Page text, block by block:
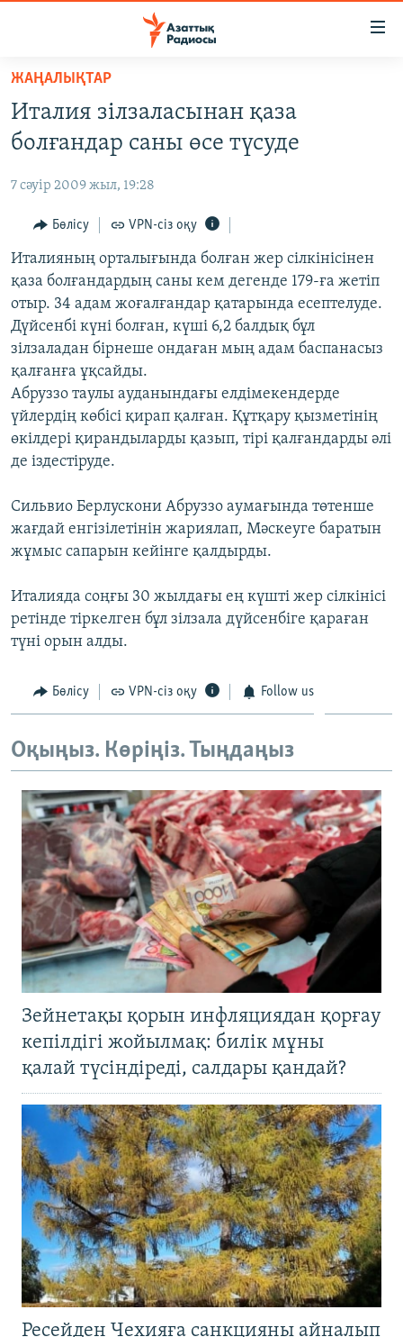
Skip
main
content
to
Navigation
Skip
to
Search
САЯСАТ
ҚАҢТАР ОҚИҒАСЫ
АДАМ ҚҰҚЫҚТАРЫ
ӘЛЕУМЕТ
ӘЛЕМ
АРНАЙЫ ЖОБАЛАР
Русский
ЖАЗЫЛЫҢЫЗ
Басқа тілдерде
ЖАҢАЛЫҚТАР
Италия зілзаласынан қаза
болғандар саны өсе түсуде
7 сәуір 2009 жыл, 19:28
Бөлісу VPN-сіз оқу
Италияның орталығында болған жер сілкінісінен
қаза болғандардың саны кем дегенде 179-ға жетіп
отыр. 34 адам жоғалғандар қатарында есептелуде.
Дүйсенбі күні болған, күші 6,2 балдық бұл
зілзаладан бірнеше ондаған мың адам баспанасыз
қалғанға ұқсайды.
Абруззо таулы ауданындағы елдімекендерде
үйлердің көбісі қирап қалған. Құтқару қызметінің
өкілдері қирандыларды қазып, тірі қалғандарды әлі
де іздестіруде.
Сильвио Берлускони Абруззо аумағында төтенше
жағдай енгізілетінін жариялап, Мәскеуге баратын
жұмыс сапарын кейінге қалдырды.
Италияда соңғы 30 жылдағы ең күшті жер сілкінісі
ретінде тіркелген бұл зілзала дүйсенбіге қараған
түні орын алды.
Бөлісу VPN-сіз оқу Follow us
Оқыңыз. Көріңіз. Тыңдаңыз
Зейнетақы қорын инфляциядан қорғау
кепілдігі жойылмақ: билік мұны
қалай түсіндіреді, салдары қандай?
Ресейден Чехияға санкцияны айналып